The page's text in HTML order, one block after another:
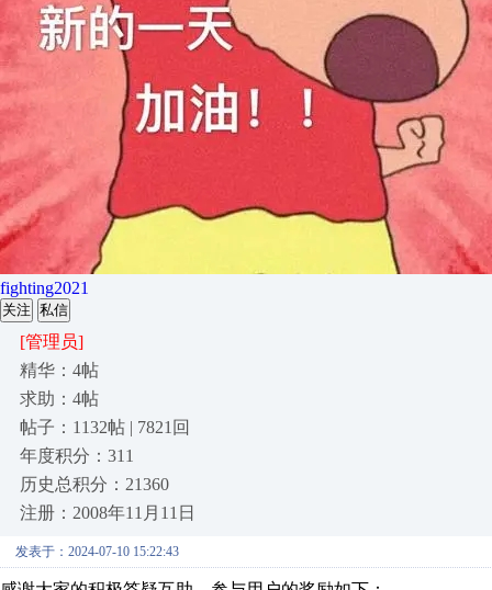
fighting2021
关注 私信
[管理员]
精华：4帖
求助：4帖
帖子：1132帖 | 7821回
年度积分：311
历史总积分：21360
注册：2008年11月11日
发表于：2024-07-10 15:22:43